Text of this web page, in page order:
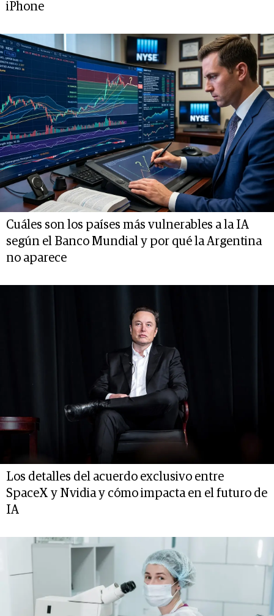
iPhone
Cuáles son los países más vulnerables a la IA
según el Banco Mundial y por qué la Argentina
no aparece
Los detalles del acuerdo exclusivo entre
SpaceX y Nvidia y cómo impacta en el futuro de
IA